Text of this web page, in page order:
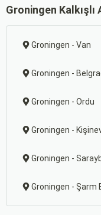
Groningen
Groningen - Van
Groningen -
Groningen - Ordu
Groningen -
Groningen -
Groningen - Şarm